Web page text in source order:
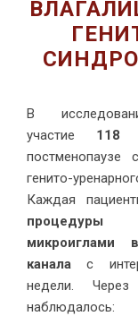
В
участие 118
постменопаузе
генито-
Каждая
процедуры
микроиглами
канала с
недели.
наблюдалось: